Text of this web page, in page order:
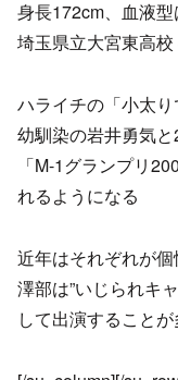
身長172cm、血液
埼玉県立大宮東高校
ハライチの「小太
幼馴染の岩井勇気
「M-1グランプリ
れるようになる
近年はそれぞれが
澤部は”いじられキ
して出演すること